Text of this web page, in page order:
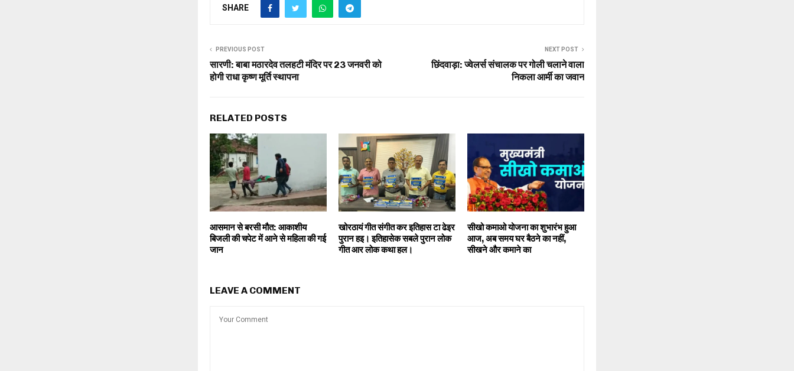
SHARE
PREVIOUS POST
सारणी: बाबा मठारदेव तलहटी मंदिर पर 23 जनवरी को
होगी राधा कृष्ण मूर्ति स्थापना
NEXT POST
छिंदवाड़ा: ज्वेलर्स संचालक पर गोली चलाने वाला
निकला आर्मी का जवान
RELATED POSTS
आसमान से बरसी मौत: आकाशीय
बिजली की चपेट में आने से महिला की गई
जान
खोरठायं गीत संगीत कर इतिहास टा ढेइर
पुरान हइ। इतिहासेक सबले पुरान लोक
गीत आर लोक कथा हल।
सीखो कमाओ योजना का शुभारंभ हुआ
आज, अब समय घर बैठने का नहीं,
सीखने और कमाने का
LEAVE A COMMENT